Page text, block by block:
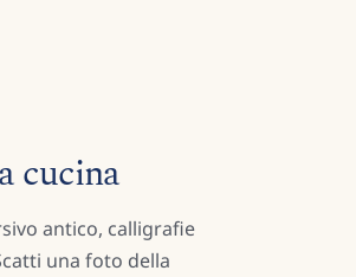
cucina
antico, calligrafie
una foto della